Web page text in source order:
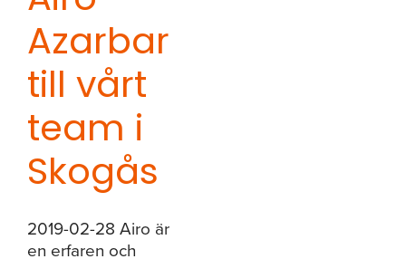
Azarbar
till vårt
team i
Skogås
2019-02-28 Airo är
en erfaren och